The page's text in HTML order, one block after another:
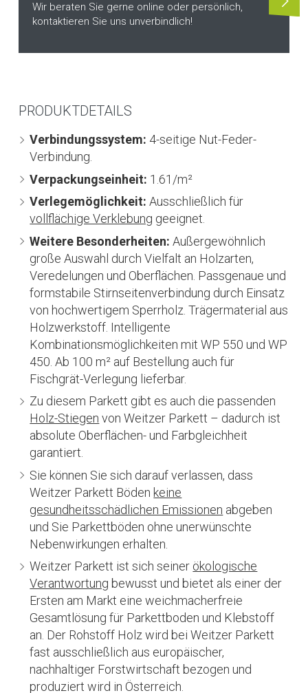
Wir beraten Sie gerne online oder persönlich,
kontaktieren Sie uns unverbindlich!
PRODUKTDETAILS
Verbindungssystem: 4-seitige Nut-Feder-
Verbindung.
Verpackungseinheit: 1.61/m²
Verlegemöglichkeit: Ausschließlich für
vollflächige Verklebung geeignet.
Weitere Besonderheiten: Außergewöhnlich
große Auswahl durch Vielfalt an Holzarten,
Veredelungen und Oberflächen. Passgenaue und
formstabile Stirnseitenverbindung durch Einsatz
von hochwertigem Sperrholz. Trägermaterial aus
Holzwerkstoff. Intelligente
Kombinationsmöglichkeiten mit WP 550 und WP
450. Ab 100 m² auf Bestellung auch für
Fischgrät-Verlegung lieferbar.
Zu diesem Parkett gibt es auch die passenden
Holz-Stiegen von Weitzer Parkett – dadurch ist
absolute Oberflächen- und Farbgleichheit
garantiert.
Sie können Sie sich darauf verlassen, dass
Weitzer Parkett Böden keine
gesundheitsschädlichen Emissionen abgeben
und Sie Parkettböden ohne unerwünschte
Nebenwirkungen erhalten.
Weitzer Parkett ist sich seiner ökologische
Verantwortung bewusst und bietet als einer der
Ersten am Markt eine weichmacherfreie
Gesamtlösung für Parkettboden und Klebstoff
an. Der Rohstoff Holz wird bei Weitzer Parkett
fast ausschließlich aus europäischer,
nachhaltiger Forstwirtschaft bezogen und
produziert wird in Österreich.